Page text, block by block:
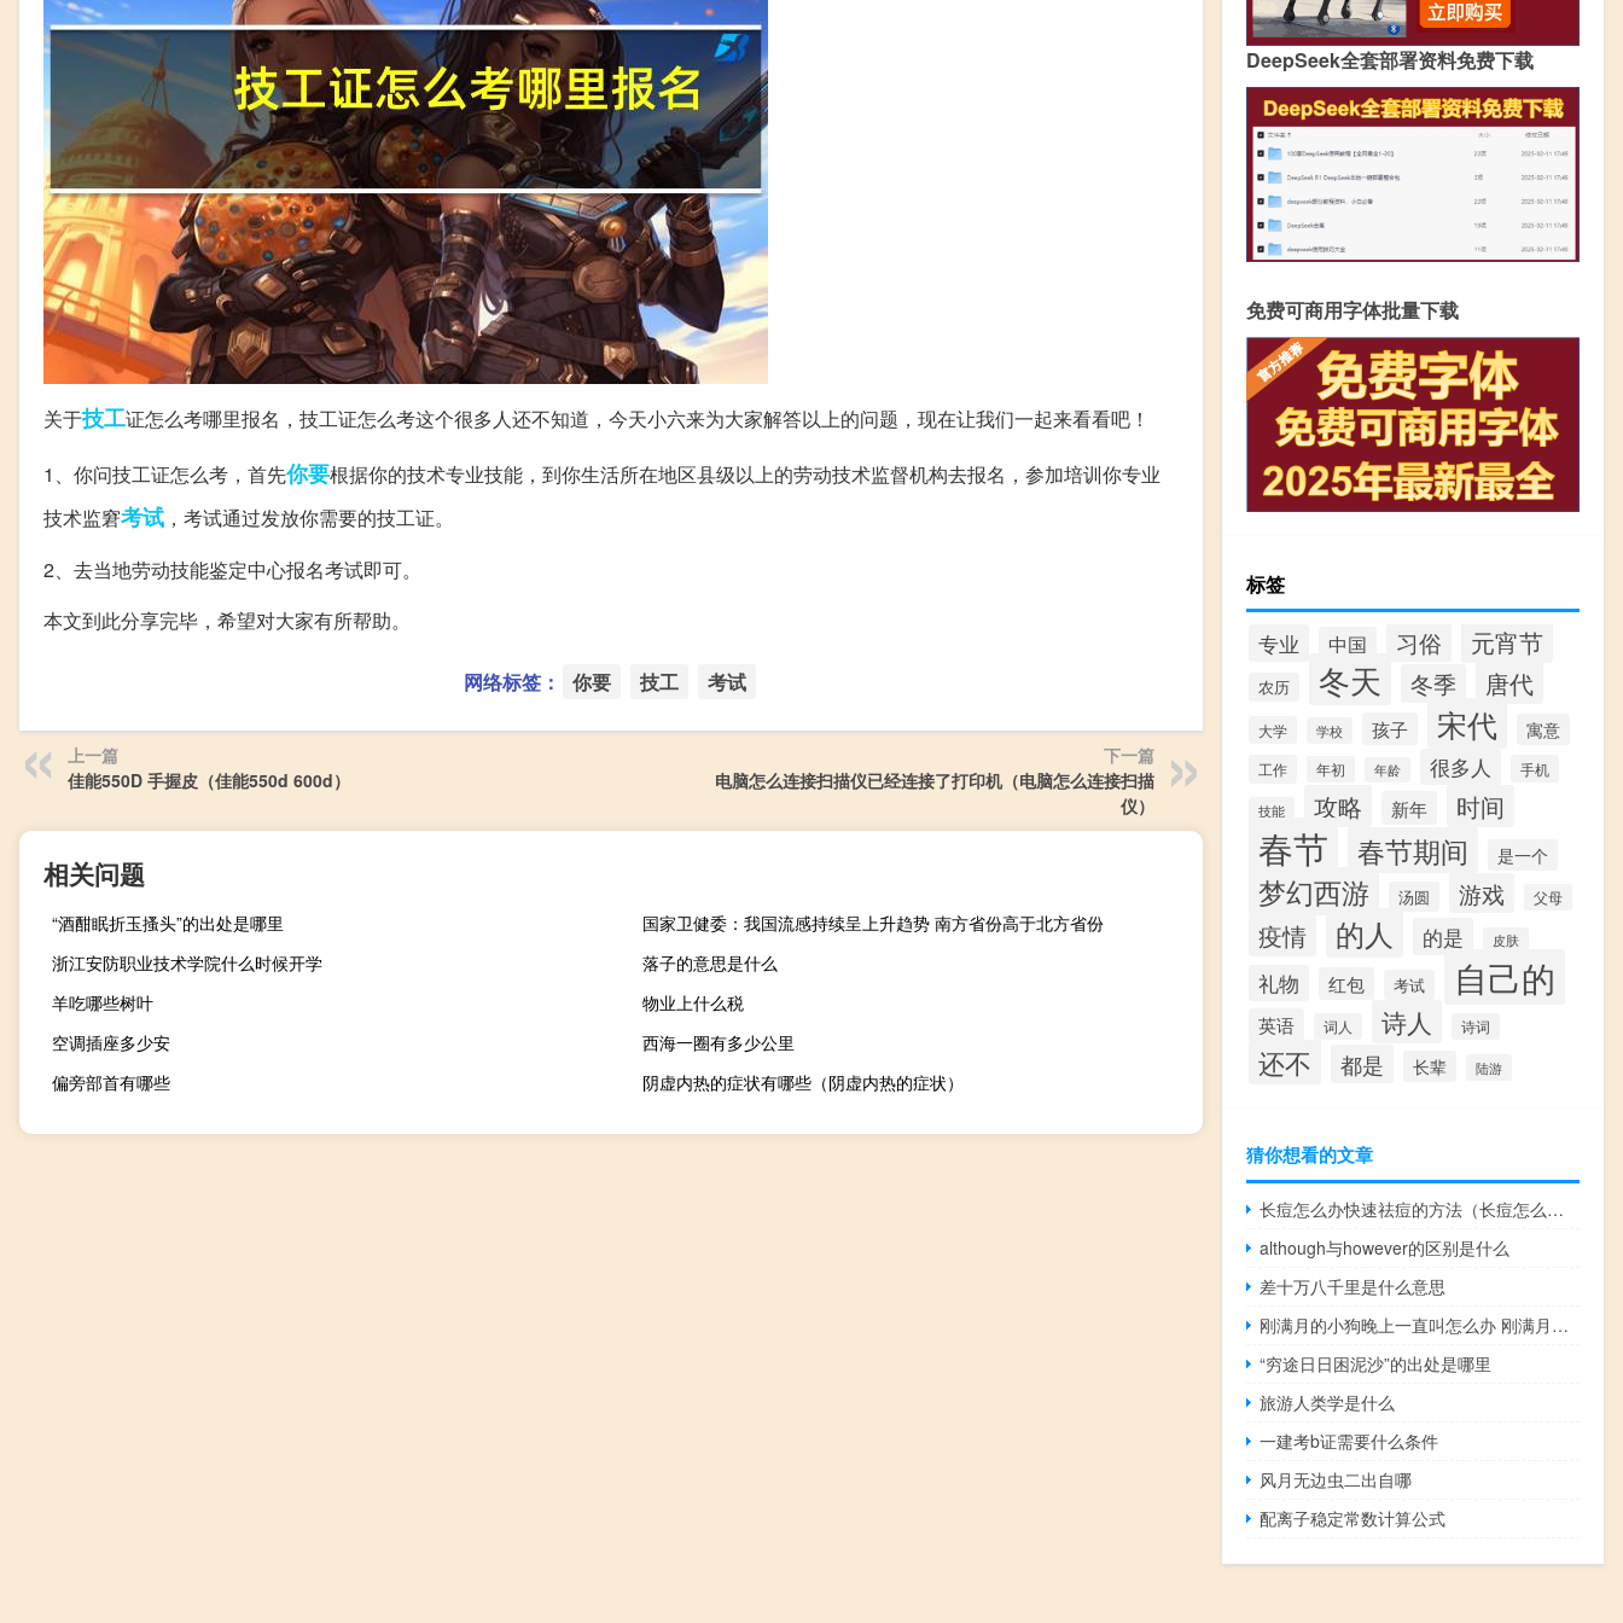
关于技工证怎么考哪里报名，技工证怎么考这个很多人还不知道，今天小六来为大家解答以上的问题，现在让我们一起来看看吧！
1、你问技工证怎么考，首先你要根据你的技术专业技能，到你生活所在地区县级以上的劳动技术监督机构去报名，参加培训你专业
技术监窘考试 ，考试通过发放你需要的技工证。
2、去当地劳动技能鉴定中心报名考试即可。
本文到此分享完毕，希望对大家有所帮助。
网络标签： 你要 技工 考试
上一篇
佳能550D 手握皮（佳能550d 600d）
下一篇
电脑怎么连接扫描仪已经连接了打印机（电脑怎么连接扫描
仪）
相关问题
“酒酣眠折玉搔头”的出处是哪里
国家卫健委：我国流感持续呈上升趋势 南方省份高于北方省份
浙江安防职业技术学院什么时候开学
落子的意思是什么
羊吃哪些树叶
物业上什么税
空调插座多少安
西海一圈有多少公里
偏旁部首有哪些
阴虚内热的症状有哪些（阴虚内热的症状）
DeepSeek全套部署资料免费下载
免费可商用字体批量下载
标签
专业 中国 习俗 元宵节
农历 冬天 冬季 唐代
大学 学校 孩子 宋代 寓意
工作 年初 年龄 很多人 手机
技能 攻略 新年 时间
春节 春节期间 是一个
梦幻西游 汤圆 游戏 父母
疫情 的人 的是 皮肤
礼物 红包 考试 自己的
英语 词人 诗人 诗词
还不 都是 长辈 陆游
猜你想看的文章
长痘怎么办快速祛痘的方法（长痘怎么办）
although与however的区别是什么
差十万八千里是什么意思
刚满月的小狗晚上一直叫怎么办 刚满月的小狗晚上一直叫怎么办
“穷途日日困泥沙”的出处是哪里
旅游人类学是什么
一建考b证需要什么条件
风月无边虫二出自哪
配离子稳定常数计算公式